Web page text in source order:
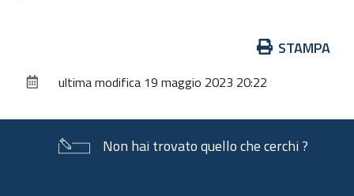
documento
STAMPA
ultima modifica 19 maggio 2023 20:22
Non hai trovato quello che cerchi ?